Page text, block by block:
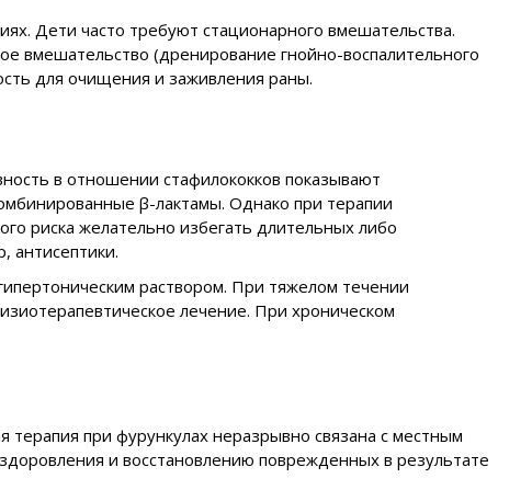
Дети часто требуют стационарного вмешательства.
вмешательство (дренирование гнойно-воспалительного
для очищения и заживления раны.
в отношении стафилококков показывают
β-лактамы. Однако при терапии
риска желательно избегать длительных либо
антисептики.
раствором. При тяжелом течении
лечение. При хроническом
при фурункулах неразрывно связана с местным
и восстановлению поврежденных в результате